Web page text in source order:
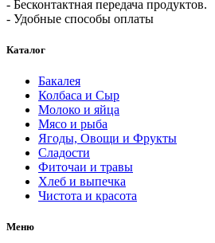
- Бесконтактная передача продуктов.
- Удобные способы оплаты
Каталог
Бакалея
Колбаса и Сыр
Молоко и яйца
Мясо и рыба
Ягоды, Овощи и Фрукты
Сладости
Фиточаи и травы
Хлеб и выпечка
Чистота и красота
Меню